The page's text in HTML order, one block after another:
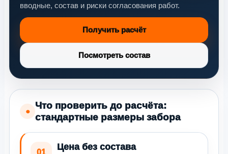
вводные, состав и риски согласования работ.
Получить расчёт
Посмотреть состав
●
Что проверить до расчёта:
стандартные размеры забора
01
Цена без состава